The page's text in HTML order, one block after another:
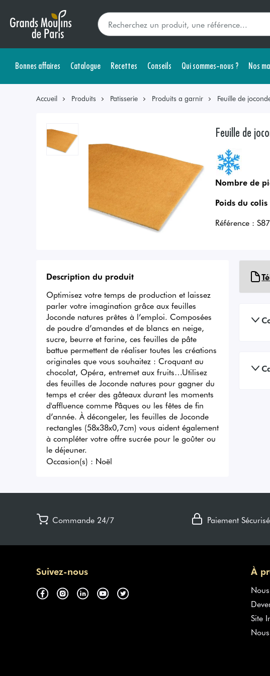
Bonnes affaires Catalogue Recettes Conseils Qui sommes-nous ? Nos
Accueil Produits Patisserie Produits a garnir Feuille de
Feuille de
Nombre de
Poids du colis
Référence :
Description du produit
Optimisez votre temps de production et laissez
parler votre imagination grâce aux feuilles
Joconde natures prêtes à l’emploi. Composées
de poudre d’amandes et de blancs en neige,
sucre, beurre et farine, ces feuilles de pâte
battue permettent de réaliser toutes les créations
originales que vous souhaitez : Croquant au
chocolat, Opéra, entremet aux fruits…Utilisez
des feuilles de Joconde natures pour gagner du
temps et créer des gâteaux durant les moments
d'affluence comme Pâques ou les fêtes de fin
d’année. À décongeler, les feuilles de Joconde
rectangles (58x38x0,7cm) vous aident également
à compléter votre offre sucrée pour le goûter ou
le déjeuner.
Occasion(s) : Noël
Commande 24/7 Paiement Sécurisé
Suivez-nous À
Site